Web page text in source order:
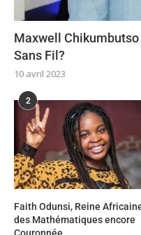
Maxwell
Sans Fil?
10 avril 2023
2
Faith Odunsi, Reine
des Mathématiques encore